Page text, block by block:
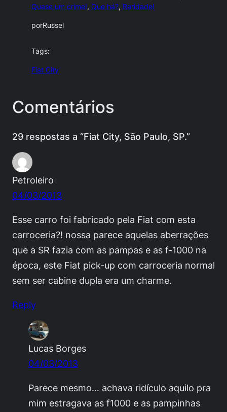
Quase um crime!, Que há?, Raridade!
porRussel
Tags:
Fiat City
Comentários
29 respostas a “Fiat City, São Paulo, SP.”
Petroleiro
04/03/2013
Esse carro foi fabricado pela Fiat com esta
carroceria?! nossa parece aquelas aberrações
que a SR fazia com as pampas e as f-1000 na
época, este Fiat pick-up com carroceria normal
sem ser cabine dupla era um charme.
Reply
Lucas Borges
04/03/2013
Parece mesmo… achava ridículo aquilo pra
mim estragava as f1000 e as pampinhas